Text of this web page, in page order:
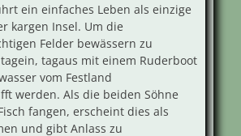
ein einfaches Leben als einzige
kargen Insel. Um die
Felder bewässern zu
tagaus mit einem Ruderboot
vom Festland
werden. Als die beiden Söhne
fangen, erscheint dies als
und gibt Anlass zu